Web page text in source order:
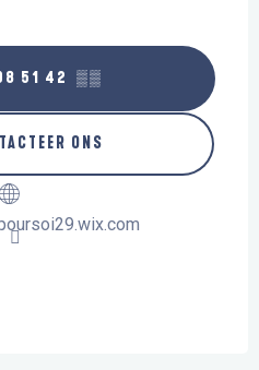
51 42 ▒▒
ONS